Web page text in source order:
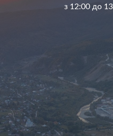
з 12:00 до